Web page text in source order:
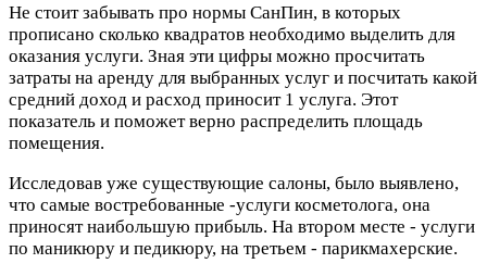
Не стоит забывать про нормы СанПин, в которых
прописано сколько квадратов необходимо выделить для
оказания услуги. Зная эти цифры можно просчитать
затраты на аренду для выбранных услуг и посчитать какой
средний доход и расход приносит 1 услуга. Этот
показатель и поможет верно распределить площадь
помещения.
Исследовав уже существующие салоны, было выявлено,
что самые востребованные -услуги косметолога, она
приносят наибольшую прибыль. На втором месте - услуги
по маникюру и педикюру, на третьем - парикмахерские.